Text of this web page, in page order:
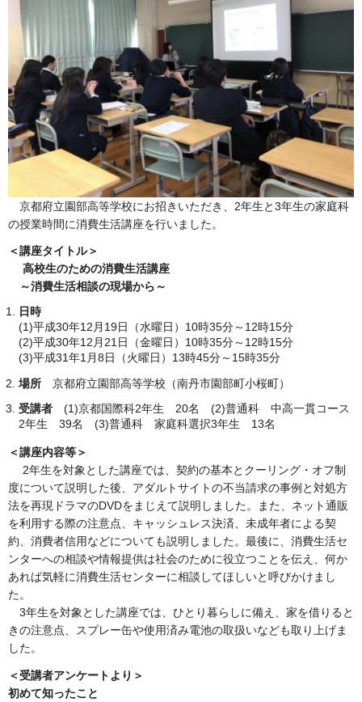
京都府立園部高等学校にお招きいただき、2年生と3年生の家庭科
の授業時間に消費生活講座を行いました。
＜講座タイトル＞
高校生のための消費生活講座
～消費生活相談の現場から～
日時
(1)平成30年12月19日（水曜日）10時35分～12時15分
(2)平成30年12月21日（金曜日）10時35分～12時15分
(3)平成31年1月8日（火曜日）13時45分～15時35分
場所 京都府立園部高等学校（南丹市園部町小桜町）
受講者 (1)京都国際科2年生 20名 (2)普通科 中高一貫コース
2年生 39名 (3)普通科 家庭科選択3年生 13名
＜講座内容等＞
2年生を対象とした講座では、契約の基本とクーリング・オフ制
度について説明した後、アダルトサイトの不当請求の事例と対処方
法を再現ドラマのDVDをまじえて説明しました。また、ネット通販
を利用する際の注意点、キャッシュレス決済、未成年者による契
約、消費者信用などについても説明しました。最後に、消費生活セ
ンターへの相談や情報提供は社会のために役立つことを伝え、何か
あれば気軽に消費生活センターに相談してほしいと呼びかけまし
た。
3年生を対象とした講座では、ひとり暮らしに備え、家を借りると
きの注意点、スプレー缶や使用済み電池の取扱いなども取り上げま
した。
＜受講者アンケートより＞
初めて知ったこと